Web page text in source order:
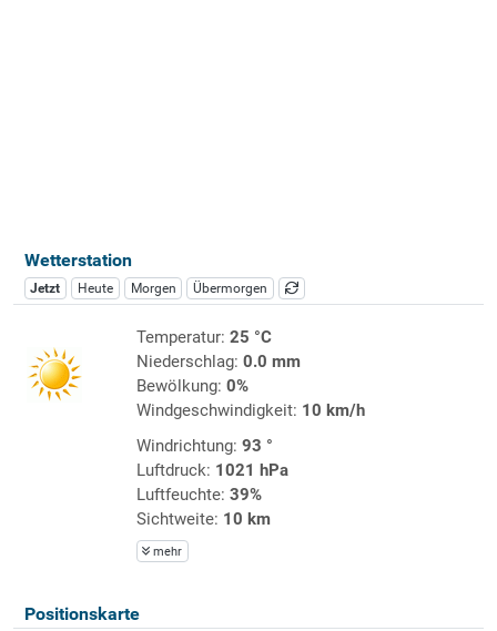
Wetterstation
Jetzt Heute Morgen Übermorgen
Temperatur: 25 °C
Niederschlag: 0.0 mm
Bewölkung: 0%
Windgeschwindigkeit: 10 km/h
Windrichtung: 93 °
Luftdruck: 1021 hPa
Luftfeuchte: 39%
Sichtweite: 10 km
mehr
Positionskarte